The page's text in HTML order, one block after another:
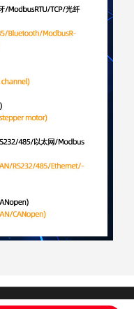
RESERVED.网站地图 辽